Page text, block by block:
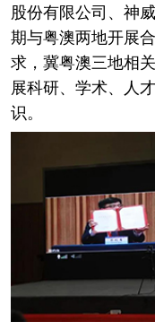
股份有限公司、神
期与粤澳两地开展
求，冀粤澳三地相
展科研、学术、人
识。